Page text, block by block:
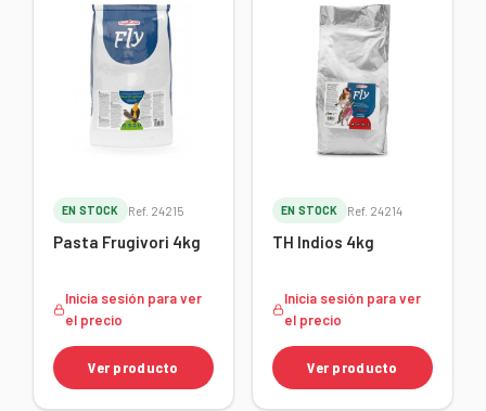
EN STOCK Ref. 24215
Pasta Frugivori 4kg
Inicia sesión para ver
el precio
Ver producto
EN STOCK Ref. 24214
TH Indios 4kg
Inicia sesión para ver
el precio
Ver producto